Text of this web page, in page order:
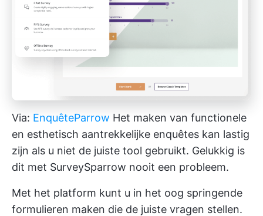
Via: EnquêteParrow Het maken van functionele
en esthetisch aantrekkelijke enquêtes kan lastig
zijn als u niet de juiste tool gebruikt. Gelukkig is
dit met SurveySparrow nooit een probleem.
Met het platform kunt u in het oog springende
formulieren maken die de juiste vragen stellen.